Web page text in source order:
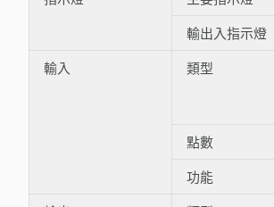
輸出入指示燈
輸入
類型
點數
功能